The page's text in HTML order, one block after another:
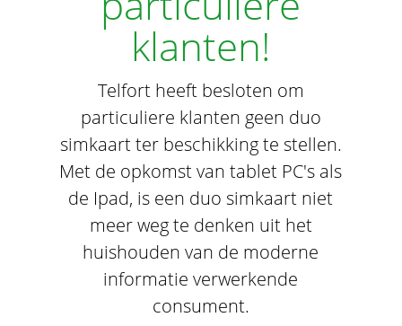
klanten!
Telfort heeft besloten om
particuliere klanten geen duo
simkaart ter beschikking te stellen.
Met de opkomst van tablet PC's als
de Ipad, is een duo simkaart niet
meer weg te denken uit het
huishouden van de moderne
informatie verwerkende
consument.